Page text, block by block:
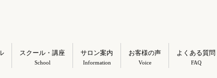
スクール・講座
School
サロン案内
Information
お客様の声
Voice
よくある質問
FAQ